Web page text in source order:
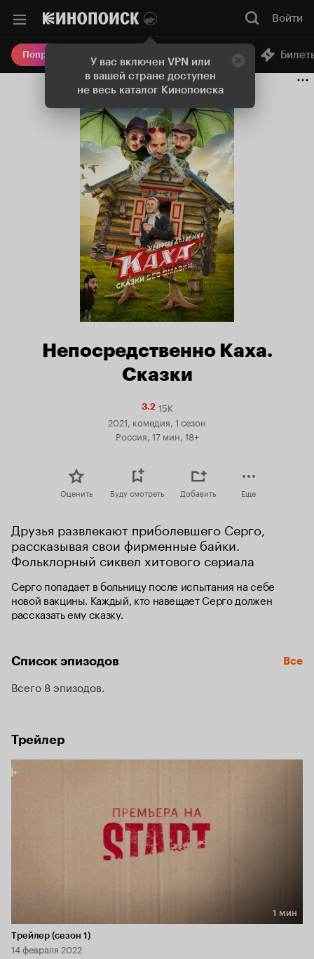
У вас включен VPN или
в вашей стране доступен
не весь каталог Кинопоиска
Войти
Попробовать Плюс Онлайн-кинотеатр
Непосредственно Каха.
Сказки
3.2Рейтинг
Кинопоиска
3.2
15K
2021, комедия, 1 сезон
Россия, 17 мин, 18+
Оценить Буду смотреть Добавить Еще
Друзья развлекают приболевшего Серго,
рассказывая свои фирменные байки.
Фольклорный сиквел хитового сериала
Серго попадает в больницу после испытания на себе
новой вакцины. Каждый, кто навещает Серго должен
рассказать ему сказку.
Список эпизодов Все
Всего 8 эпизодов
Трейлер
Длительность 1 мин
1 мин
Трейлер (сезон 1)
14 февраля 2022